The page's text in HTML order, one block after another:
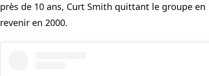
près de 10 ans, Curt Smith quittant le groupe en
revenir en 2000.